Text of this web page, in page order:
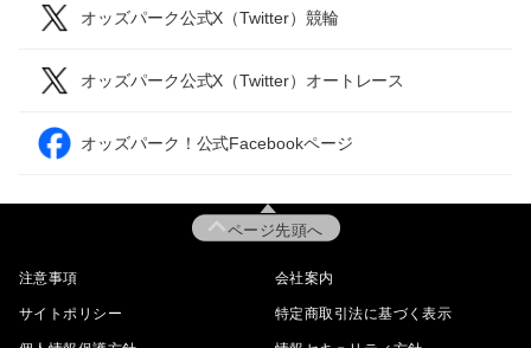
オッズパーク公式X（Twitter）競輪
オッズパーク公式X（Twitter）オートレース
オッズパーク！公式Facebookページ
ページ先頭へ
注意事項 会社案内
サイトポリシー 特定商取引法に基づく表示